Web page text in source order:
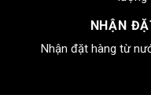
NHẬN
Nhận đặt hàng từ